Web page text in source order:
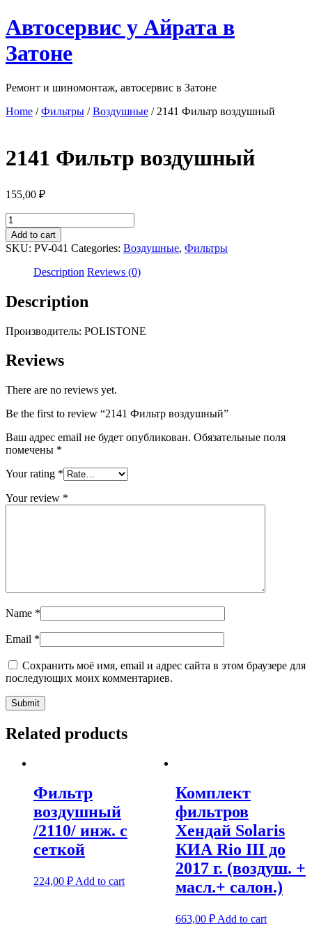
Перейти
к
содержимому
Автосервис у Айрата в
Затоне
Ремонт и шиномонтаж, автосервис в Затоне
Home /Фильтры /Воздушные / 2141 Фильтр воздушный
2141 Фильтр воздушный
155,00 ₽
2141
Фильтр
воздушный
quantity
Add to cart
SKU: PV-041 Categories: Воздушные, Фильтры
Description Reviews (0)
Description
Производитель: POLISTONE
Reviews
There are no reviews yet.
Be the first to review “2141 Фильтр воздушный”
Ваш адрес email не будет опубликован. Обязательные поля
помечены *
Your rating *
Your review *
Name *
Email *
Сохранить моё имя, email и адрес сайта в этом браузере для
последующих моих комментариев.
Related products
Фильтр
воздушный
/2110/ инж. с
сеткой
224,00 ₽ Add to cart
Комплект
фильтров
Хендай Solaris
КИА Rio III до
2017 г. (воздуш. +
масл.+ салон.)
663,00 ₽ Add to cart